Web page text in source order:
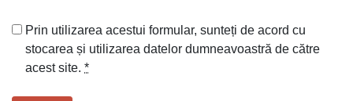
Prin utilizarea acestui formular, sunteți de acord cu
stocarea și utilizarea datelor dumneavoastră de către
acest site. *